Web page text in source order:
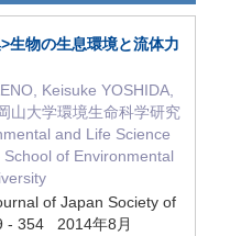
生物の生息環境と流体力
Keisuke YOSHIDA,
山大学環境生命科学研究
and Life Science
of Environmental
of Japan Society of
354 2014年8月